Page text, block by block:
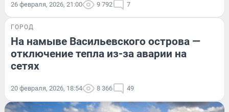
26 февраля, 2026, 21:00 9 792 7
ГОРОД
На намыве Васильевского острова —
отключение тепла из-за аварии на
сетях
20 февраля, 2026, 18:54 8 366 49